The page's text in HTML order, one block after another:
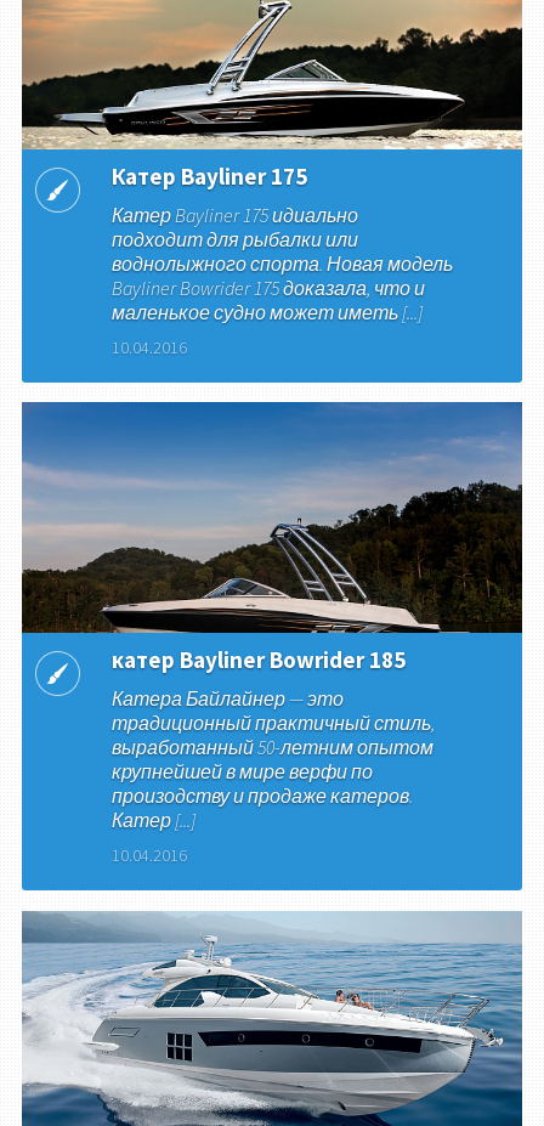
Катер Bayliner 175
Катер Bayliner 175 идиально
подходит для рыбалки или
воднолыжного спорта. Новая модель
Bayliner Bowrider 175 доказала, что и
маленькое судно может иметь [...]
10.04.2016
катер Bayliner Bowrider 185
Катера Байлайнер — это
традиционный практичный стиль,
выработанный 50-летним опытом
крупнейшей в мире верфи по
произодству и продаже катеров.
Катер [...]
10.04.2016